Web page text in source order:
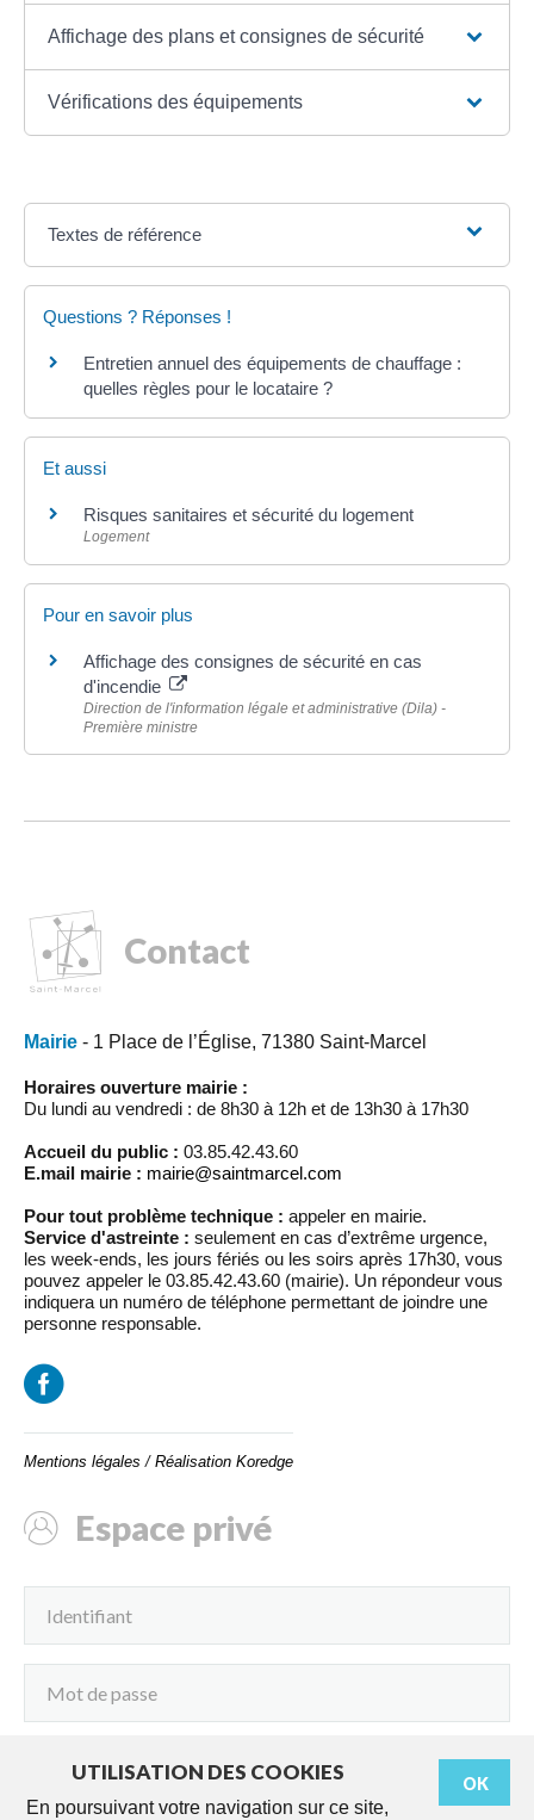
Affichage des plans et consignes de sécurité
Vérifications des équipements
Textes de référence
Questions ? Réponses !
Entretien annuel des équipements de chauffage :
quelles règles pour le locataire ?
Et aussi
Risques sanitaires et sécurité du logement
Logement
Pour en savoir plus
Affichage des consignes de sécurité en cas
d'incendie
Direction de l'information légale et administrative (Dila) -
Première ministre
Contact
Mairie - 1 Place de l’Église, 71380 Saint-Marcel
Horaires ouverture mairie :
Du lundi au vendredi : de 8h30 à 12h et de 13h30 à 17h30
Accueil du public : 03.85.42.43.60
E.mail mairie : mairie@saintmarcel.com
Pour tout problème technique : appeler en mairie.
Service d'astreinte : seulement en cas d’extrême urgence,
les week-ends, les jours fériés ou les soirs après 17h30, vous
pouvez appeler le 03.85.42.43.60 (mairie). Un répondeur vous
indiquera un numéro de téléphone permettant de joindre une
personne responsable.
Mentions légales / Réalisation Koredge
Espace privé
OK
UTILISATION DES COOKIES
En poursuivant votre navigation sur ce site,